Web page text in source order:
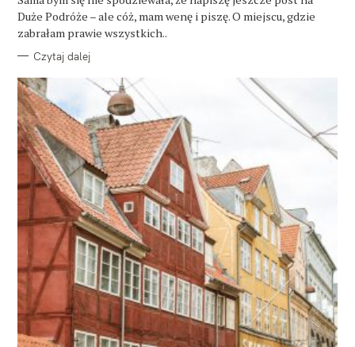
R
IDuże Podróże – ale cóż, mam wenę i piszę. O miejscu, gdzie
zabrałam prawie wszystkich..
Czytaj dalej